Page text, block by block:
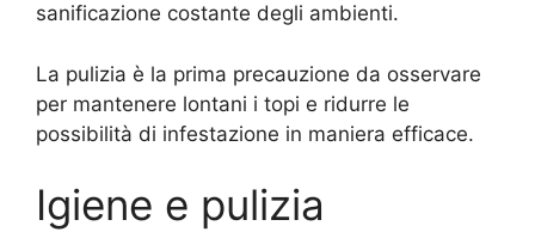
sanificazione costante degli ambienti.
La pulizia è la prima precauzione da osservare
per mantenere lontani i topi e ridurre le
possibilità di infestazione in maniera efficace.
Igiene e pulizia